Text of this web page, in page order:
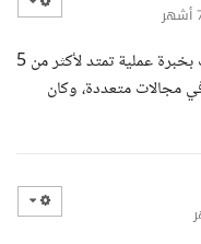
مرحبا، أنا ختام، متخصصة في إدخال البيانات بخبرة عملية تمتد لأكثر من 5
متعددة، وكان